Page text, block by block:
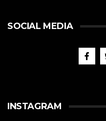
SOCIAL MEDIA
INSTAGRAM